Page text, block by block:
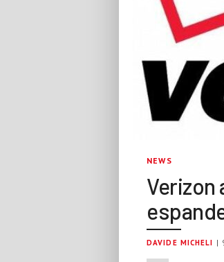
NEWS
DAVIDE MICHELI |